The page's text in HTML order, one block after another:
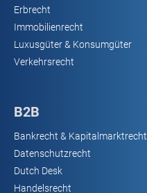
Erbrecht
Immobilienrecht
Luxusgüter & Konsumgüter
Verkehrsrecht
B2B
Bankrecht & Kapitalmarktrecht
Datenschutzrecht
Dutch Desk
Handelsrecht